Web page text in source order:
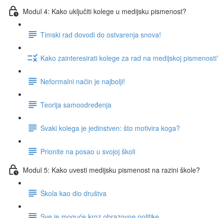
Modul 4: Kako uključiti kolege u medijsku pismenost?
Timski rad dovodi do ostvarenja snova!
Kako zainteresirati kolege za rad na medijskoj
Neformalni način je najbolji!
Teorija samoodređenja
Svaki kolega je jedinstven: što motivira koga?
Prionite na posao u svojoj školi
Modul 5: Kako uvesti medijsku pismenost na razini škole?
Škola kao dio društva